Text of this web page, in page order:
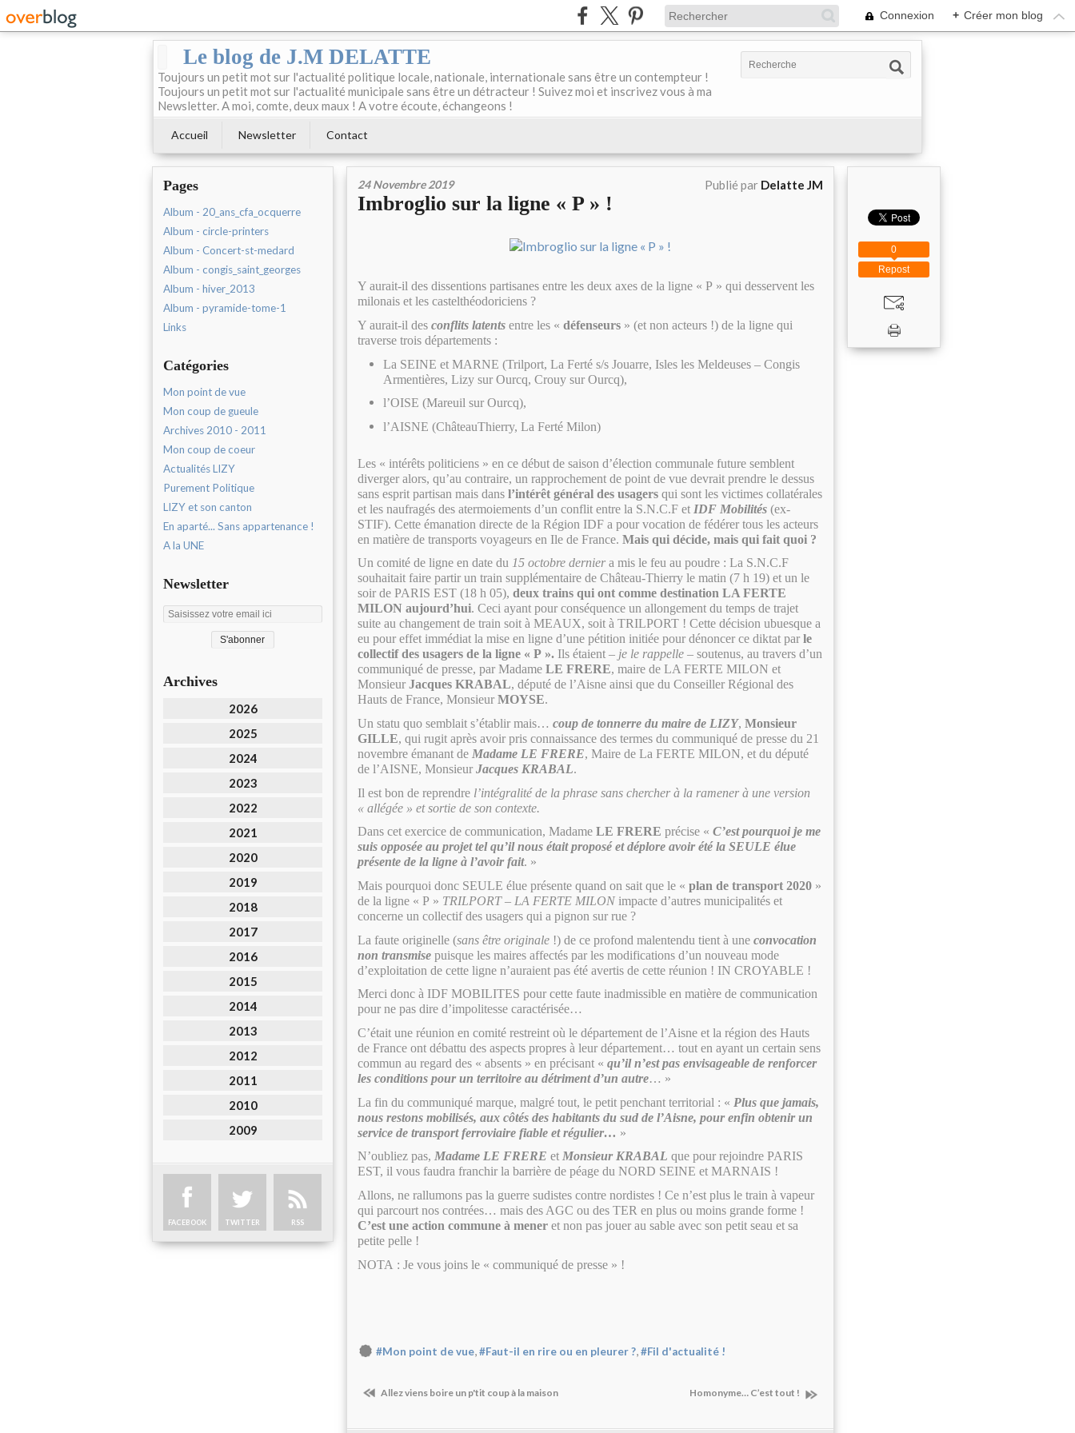
Connexion + Créer mon blog
Le blog de J.M DELATTE
Toujours un petit mot sur l'actualité politique locale, nationale, internationale sans être un contempteur !
Toujours un petit mot sur l'actualité municipale sans être un détracteur ! Suivez moi et inscrivez vous à ma
Newsletter. A moi, comte, deux maux ! A votre écoute, échangeons !
Accueil Newsletter Contact
Pages
Album - 20_ans_cfa_ocquerre
Album - circle-printers
Album - Concert-st-medard
Album - congis_saint_georges
Album - hiver_2013
Album - pyramide-tome-1
Links
Catégories
Mon point de vue
Mon coup de gueule
Archives 2010 - 2011
Mon coup de coeur
Actualités LIZY
Purement Politique
LIZY et son canton
En aparté... Sans appartenance !
A la UNE
Newsletter
Archives
2026
2025
2024
2023
2022
2021
2020
2019
2018
2017
2016
2015
2014
2013
2012
2011
2010
2009
FACEBOOK TWITTER RSS
24 Novembre 2019 Publié par Delatte JM
Imbroglio sur la ligne « P » !
Y aurait-il des dissentions partisanes entre les deux axes de la ligne « P » qui desservent les
milonais et les castelthéodoriciens ?
Y aurait-il des conflits latents entre les « défenseurs » (et non acteurs !) de la ligne qui
traverse trois départements :
La SEINE et MARNE (Trilport, La Ferté s/s Jouarre, Isles les Meldeuses – Congis
Armentières, Lizy sur Ourcq, Crouy sur Ourcq),
l’OISE (Mareuil sur Ourcq),
l’AISNE (ChâteauThierry, La Ferté Milon)
Les « intérêts politiciens » en ce début de saison d’élection communale future semblent
diverger alors, qu’au contraire, un rapprochement de point de vue devrait prendre le dessus
sans esprit partisan mais dans l’intérêt général des usagers qui sont les victimes collatérales
et les naufragés des atermoiements d’un conflit entre la S.N.C.F et IDF Mobilités (ex-
STIF). Cette émanation directe de la Région IDF a pour vocation de fédérer tous les acteurs
en matière de transports voyageurs en Ile de France. Mais qui décide, mais qui fait quoi ?
Un comité de ligne en date du 15 octobre dernier a mis le feu au poudre : La S.N.C.F
souhaitait faire partir un train supplémentaire de Château-Thierry le matin (7 h 19) et un le
soir de PARIS EST (18 h 05), deux trains qui ont comme destination LA FERTE
MILON aujourd’hui. Ceci ayant pour conséquence un allongement du temps de trajet
suite au changement de train soit à MEAUX, soit à TRILPORT ! Cette décision ubuesque a
eu pour effet immédiat la mise en ligne d’une pétition initiée pour dénoncer ce diktat par le
collectif des usagers de la ligne « P ». Ils étaient – je le rappelle – soutenus, au travers d’un
communiqué de presse, par Madame LE FRERE, maire de LA FERTE MILON et
Monsieur Jacques KRABAL, député de l’Aisne ainsi que du Conseiller Régional des
Hauts de France, Monsieur MOYSE.
Un statu quo semblait s’établir mais… coup de tonnerre du maire de LIZY, Monsieur
GILLE, qui rugit après avoir pris connaissance des termes du communiqué de presse du 21
novembre émanant de Madame LE FRERE, Maire de La FERTE MILON, et du député
de l’AISNE, Monsieur Jacques KRABAL.
Il est bon de reprendre l’intégralité de la phrase sans chercher à la ramener à une version
« allégée » et sortie de son contexte.
Dans cet exercice de communication, Madame LE FRERE précise « C’est pourquoi je me
suis opposée au projet tel qu’il nous était proposé et déplore avoir été la SEULE élue
présente de la ligne à l’avoir fait. »
Mais pourquoi donc SEULE élue présente quand on sait que le « plan de transport 2020 »
de la ligne « P » TRILPORT – LA FERTE MILON impacte d’autres municipalités et
concerne un collectif des usagers qui a pignon sur rue ?
La faute originelle (sans être originale !) de ce profond malentendu tient à une convocation
non transmise puisque les maires affectés par les modifications d’un nouveau mode
d’exploitation de cette ligne n’auraient pas été avertis de cette réunion ! IN CROYABLE !
Merci donc à IDF MOBILITES pour cette faute inadmissible en matière de communication
pour ne pas dire d’impolitesse caractérisée…
C’était une réunion en comité restreint où le département de l’Aisne et la région des Hauts
de France ont débattu des aspects propres à leur département… tout en ayant un certain sens
commun au regard des « absents » en précisant « qu’il n’est pas envisageable de renforcer
les conditions pour un territoire au détriment d’un autre… »
La fin du communiqué marque, malgré tout, le petit penchant territorial : « Plus que jamais,
nous restons mobilisés, aux côtés des habitants du sud de l’Aisne, pour enfin obtenir un
service de transport ferroviaire fiable et régulier… »
N’oubliez pas, Madame LE FRERE et Monsieur KRABAL que pour rejoindre PARIS
EST, il vous faudra franchir la barrière de péage du NORD SEINE et MARNAIS !
Allons, ne rallumons pas la guerre sudistes contre nordistes ! Ce n’est plus le train à vapeur
qui parcourt nos contrées… mais des AGC ou des TER en plus ou moins grande forme !
C’est une action commune à mener et non pas jouer au sable avec son petit seau et sa
petite pelle !
NOTA : Je vous joins le « communiqué de presse » !
#Mon point de vue,#Faut-il en rire ou en pleurer ?,#Fil d'actualité !
Allez viens boire un p'tit coup à la maison Homonyme… C’est tout !
Repost
0